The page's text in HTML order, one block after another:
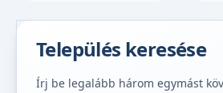
Település keresése
Írj be legalább három egymást